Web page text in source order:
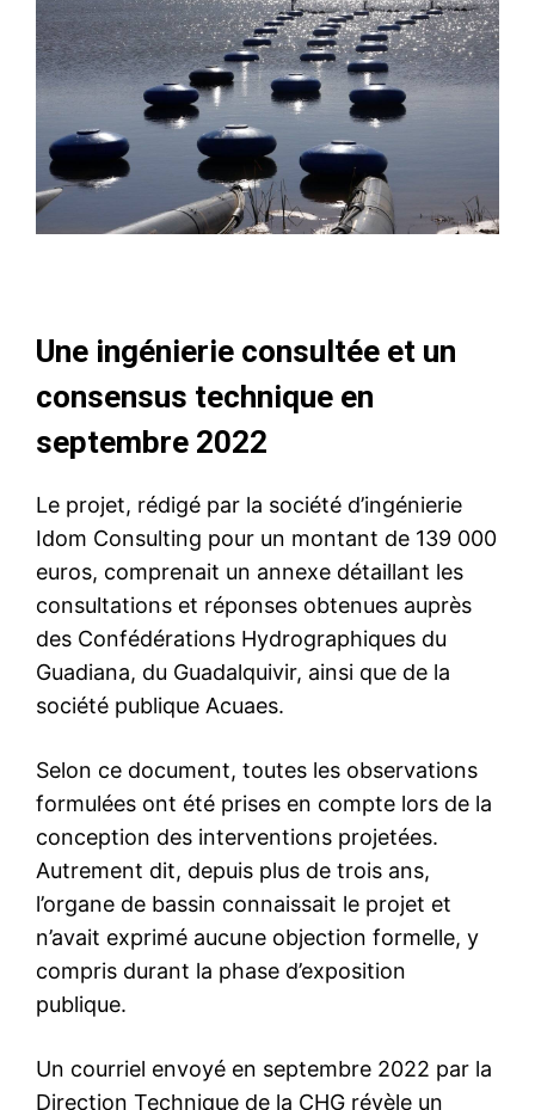
Une ingénierie consultée et un
consensus technique en
septembre 2022
Le projet, rédigé par la société d’ingénierie
Idom Consulting pour un montant de 139 000
euros, comprenait un annexe détaillant les
consultations et réponses obtenues auprès
des Confédérations Hydrographiques du
Guadiana, du Guadalquivir, ainsi que de la
société publique Acuaes.
Selon ce document, toutes les observations
formulées ont été prises en compte lors de la
conception des interventions projetées.
Autrement dit, depuis plus de trois ans,
l’organe de bassin connaissait le projet et
n’avait exprimé aucune objection formelle, y
compris durant la phase d’exposition
publique.
Un courriel envoyé en septembre 2022 par la
Direction Technique de la CHG révèle un